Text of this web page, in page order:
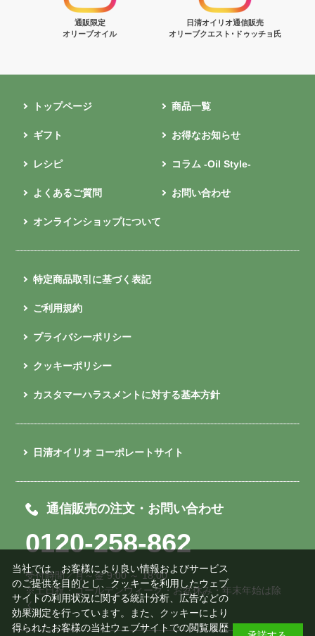
通販限定
オリーブオイル
日清オイリオ通信販売
オリーブクエスト･ドゥッチョ氏
トップページ 商品一覧
ギフト お得なお知らせ
レシピ コラム -Oil Style-
よくあるご質問 お問い合わせ
オンラインショップについて
特定商品取引に基づく表記
ご利用規約
プライバシーポリシー
クッキーポリシー
カスタマーハラスメントに対する基本方針
日清オイリオ コーポレートサイト
通信販売の注文・お問い合わせ
0120-258-862
受付時間／月～金 9:00 ～ 18:00
※土日祝・ゴールデンウィーク・お盆休み・年末年始は除
く
当社では、お客様により良い情報およびサービス
のご提供を目的とし、クッキーを利用したウェブ
サイトの利用状況に関する統計分析、広告などの
効果測定を行っています。また、クッキーにより
得られたお客様の当社ウェブサイトでの閲覧履歴